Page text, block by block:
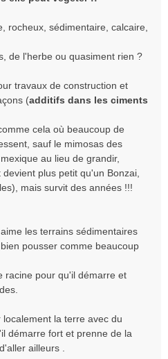
rocheux, sédimentaire, calcaire,
de l'herbe ou quasiment rien ?
travaux de construction et
(additifs dans les ciments
cela où beaucoup de
sauf le mimosas des
au lieu de grandir,
plus petit qu'un Bonzai,
mais survit des années !!!
les terrains sédimentaires
pousser comme beaucoup
racine pour qu'il démarre et
la terre avec du
démarre fort et prenne de la
ailleurs .